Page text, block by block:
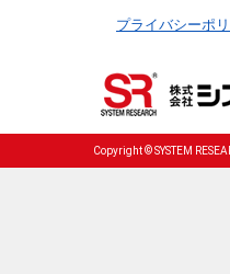
プライバシーポ
Copyright © SYSTEM